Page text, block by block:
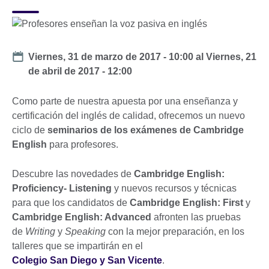
Date
Viernes, 31 de marzo de 2017 - 10:00 alViernes, 21
de abril de 2017 - 12:00
Como parte de nuestra apuesta por una enseñanza y
certificación del inglés de calidad, ofrecemos un nuevo
ciclo de seminarios de los exámenes de Cambridge
English para profesores.
Descubre las novedades de Cambridge English:
Proficiency- Listening y nuevos recursos y técnicas
para que los candidatos de Cambridge English: First y
Cambridge English: Advanced afronten las pruebas
de Writing y Speaking con la mejor preparación, en los
talleres que se impartirán en el
Colegio San Diego y San Vicente.